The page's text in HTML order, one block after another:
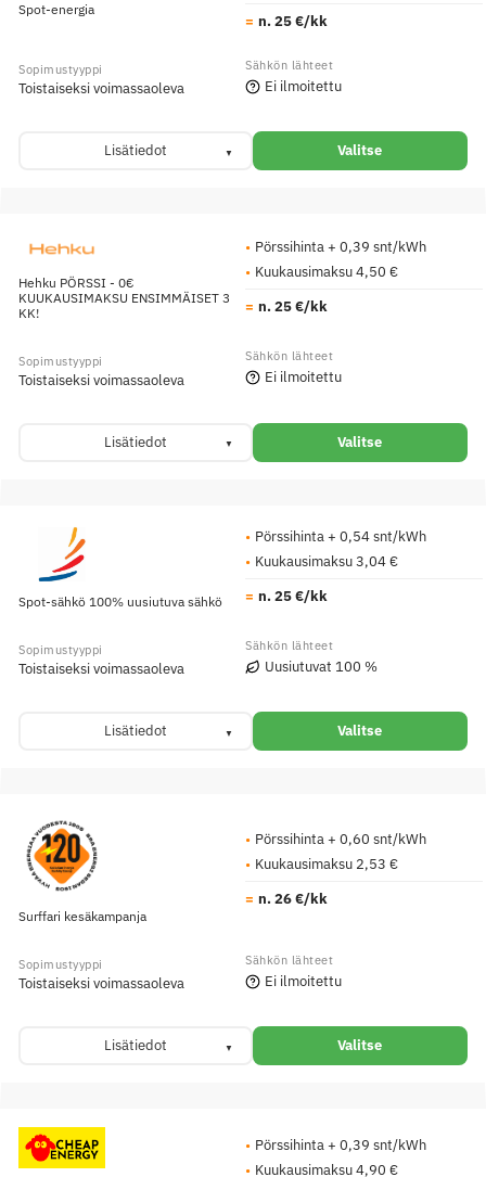
Spot-energia
n. 25 €/kk
Toistaiseksi voimassaoleva Ei ilmoitettu
Lisätiedot Valitse
Hehku PÖRSSI - 0€
KUUKAUSIMAKSU ENSIMMÄISET 3
KK!
Pörssihinta + 0,39 snt/kWh
Kuukausimaksu 4,50 €
n. 25 €/kk
Toistaiseksi voimassaoleva Ei ilmoitettu
Lisätiedot Valitse
Spot-sähkö 100% uusiutuva sähkö
Pörssihinta + 0,54 snt/kWh
Kuukausimaksu 3,04 €
n. 25 €/kk
Toistaiseksi voimassaoleva Uusiutuvat 100 %
Lisätiedot Valitse
Surffari kesäkampanja
Pörssihinta + 0,60 snt/kWh
Kuukausimaksu 2,53 €
n. 26 €/kk
Toistaiseksi voimassaoleva Ei ilmoitettu
Lisätiedot Valitse
Pörssihinta + 0,39 snt/kWh
Kuukausimaksu 4,90 €